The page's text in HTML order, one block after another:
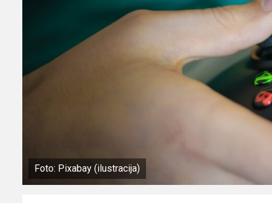
Foto: Pixabay (ilustracija)